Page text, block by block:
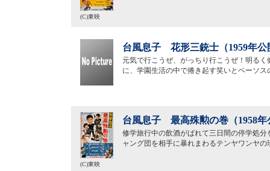
(C)東映
台風息子 花形三銃士（1959年公
元気で行こうぜ、がっちり行こうぜ！明る
に、学園生活の中で捲き起す笑いとペーソス
台風息子 最高殊勲の巻（1958年
修学旅行中の飲酒がばれて三日間の停学処
ャング団を相手に暴れまわるテンヤワンヤの
(C)東映